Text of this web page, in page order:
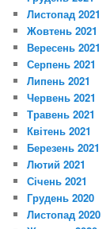
Листопад 2021
Жовтень 2021
Вересень 2021
Серпень 2021
Липень 2021
Червень 2021
Травень 2021
Квітень 2021
Березень 2021
Лютий 2021
Січень 2021
Грудень 2020
Листопад 2020